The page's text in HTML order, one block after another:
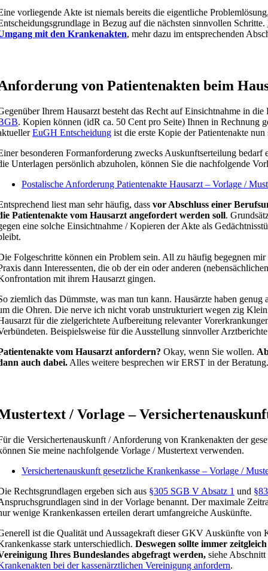
vorliegende Akte ist niemals bereits die eigentliche
in Bezug auf die nächsten sinnvollen Schritte.
mit den Krankenakten, mehr dazu im entsprechenden
von Patientenakten beim
Ihrem Hausarzt besteht das Recht auf Einsichtnahme in die
. Kopien können (idR ca. 50 Cent pro Seite) Ihnen in Rechnung
EuGH Entscheidungist die erste Kopie der Patientenakte nun
besonderen Formanforderung zwecks Auskunftserteilung bedarf
Unterlagen persönlich abzuholen, können Sie die nachfolgende
Postalische Anforderung Patientenakte Hausarzt – Vorlage /
liest man sehr häufig, dass vor Abschluss einer
Patientenakte vom Hausarzt angefordert werden soll.
eine solche Einsichtnahme / Kopieren der Akte als
Folgeschritte können ein Problem sein. All zu häufig begegnen
dann Interessenten, die ob der ein oder anderen
mit ihrem Hausarzt gingen.
ziemlich das Dümmste, was man tun kann. Hausärzte haben
die Ohren. Die nerve ich nicht vorab unstrukturiert wegen zig
für die zielgerichtete Aufbereitung relevanter
Beispielsweise für die Ausstellung sinnvoller
vom Hausarzt anfordern? Okay, wenn Sie wollen.
auch dabei.Alles weitere besprechen wir ERST in der Beratung.
/ Vorlage –
die Versichertenauskunft / Anforderung von Krankenakten der
Sie meine nachfolgende Vorlage / Mustertext verwenden.
Versichertenauskunft gesetzliche Krankenkasse – Vorlage /
Rechtsgrundlagen ergeben sich aus §305 SGB V Absatz 1 und
sind in der Vorlage benannt. Der maximale
wenige Krankenkassen erteilen derart umfangreiche Auskünfte.
ist die Qualität und Aussagekraft dieser GKV Auskünfte von
stark unterschiedlich. Deswegen sollte immer
Ihres Bundeslandes abgefragt werden, siehe Abschnitt
bei der kassenärztlichen Vereinigung anfordern.